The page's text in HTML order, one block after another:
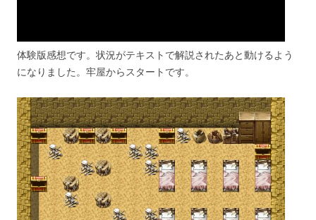
体験版感想です。状況がテキストで解説されたあと動けるよう
になりました。牢屋からスタートです。